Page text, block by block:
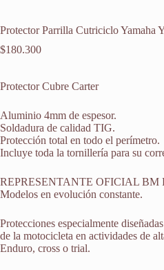
Protector Parrilla Cutriciclo Yamaha
$180.300
Protector Cubre Carter
Aluminio 4mm de espesor.
Soldadura de calidad TIG.
Protección total en todo el perímetro.
Incluye toda la tornillería para su
REPRESENTANTE OFICIAL BM
Modelos en evolución constante.
Protecciones especialmente
de la motocicleta en actividades de
Enduro, cross o trial.